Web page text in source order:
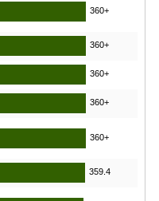
360+
360+
360+
360+
360+
359.4